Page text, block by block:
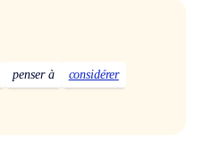
penser à
considérer